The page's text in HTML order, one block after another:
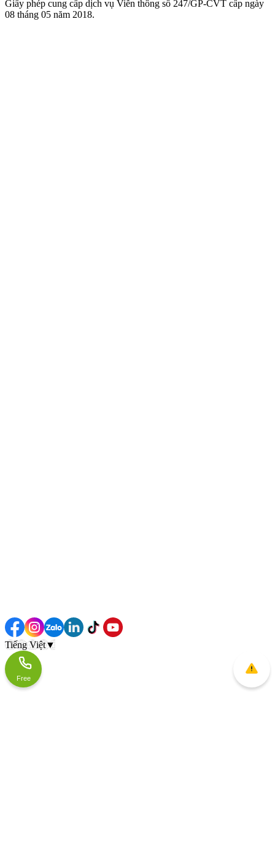
Giấy phép cung cấp dịch vụ Viễn thông số 247/GP-CVT cấp ngày
08 tháng 05 năm 2018.
Tiếng Việt▼
Free